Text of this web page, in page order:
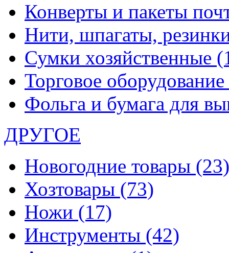
Конверты и пакеты
Нити, шпагаты,
Сумки хозяйственные
Торговое оборудование
Фольга и бумага для
ДРУГОЕ
Новогодние товары (23)
Хозтовары (73)
Ножи (17)
Инструменты (42)